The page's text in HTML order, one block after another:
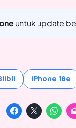
untuk update
Blibli iPhone 16e